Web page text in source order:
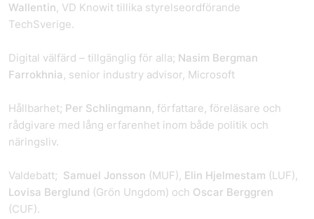
Wallentin, VD Knowit tillika styrelseordförande
TechSverige.
Digital välfärd – tillgänglig för alla; Nasim Bergman
Farrokhnia , senior industry advisor, Microsoft
Hållbarhet; Per Schlingmann, författare, föreläsare och
rådgivare med lång erfarenhet inom både politik och
näringsliv.
Valdebatt; Samuel Jonsson (MUF), Elin Hjelmestam (LUF),
Lovisa Berglund (Grön Ungdom) och Oscar Berggren
(CUF).